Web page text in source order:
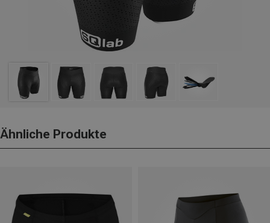
Ähnliche Produkte